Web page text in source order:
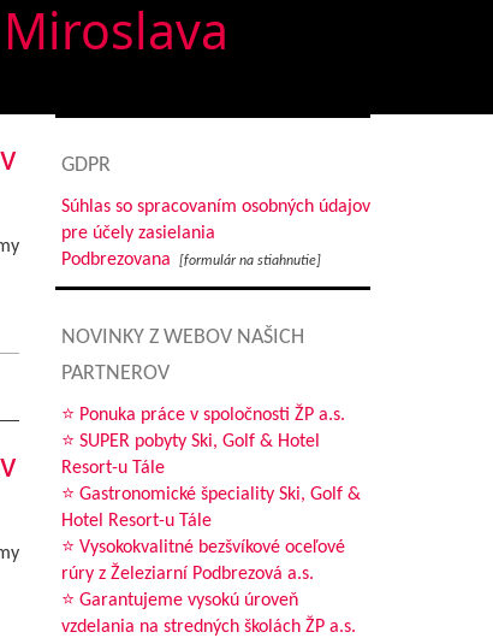
GDPR
Súhlas so spracovaním osobných údajov
pre účely zasielania
Podbrezovana
[formulár na stiahnutie]
NOVINKY Z WEBOV NAŠICH
PARTNEROV
⭐ Ponuka práce v spoločnosti ŽP a.s.
⭐ SUPER pobyty Ski, Golf & Hotel
Resort-u Tále
⭐ Gastronomické špeciality Ski, Golf &
Hotel Resort-u Tále
⭐ Vysokokvalitné bezšvíkové oceľové
rúry z Železiarní Podbrezová a.s.
⭐ Garantujeme vysokú úroveň
vzdelania na stredných školách ŽP a.s.